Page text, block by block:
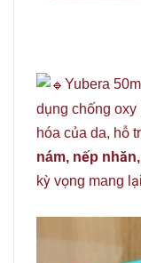
Yubera
dụng chống
hóa của da, hỗ
nám, nếp
kỳ vọng mang lại